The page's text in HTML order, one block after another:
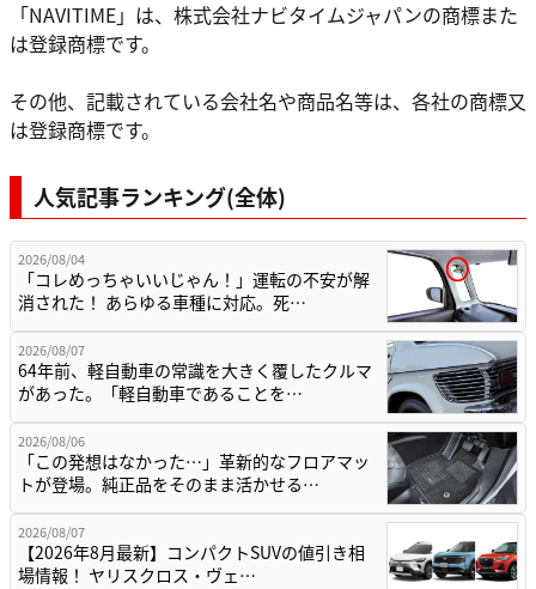
「NAVITIME」は、株式会社ナビタイムジャパンの商標また
は登録商標です。
その他、記載されている会社名や商品名等は、各社の商標又
は登録商標です。
人気記事ランキング(全体)
2026/08/04
「コレめっちゃいいじゃん！」運転の不安が解
消された！ あらゆる車種に対応。死…
2026/08/07
64年前、軽自動車の常識を大きく覆したクルマ
があった。「軽自動車であることを…
2026/08/06
「この発想はなかった…」革新的なフロアマッ
トが登場。純正品をそのまま活かせる…
2026/08/07
【2026年8月最新】コンパクトSUVの値引き相
場情報！ ヤリスクロス・ヴェ…